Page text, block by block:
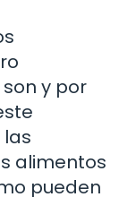
y por
alimentos
pueden